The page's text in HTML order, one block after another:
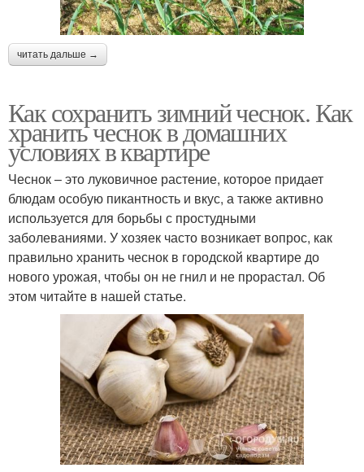
читать дальше →
Как сохранить зимний чеснок. Как
хранить чеснок в домашних
условиях в квартире
Чеснок – это луковичное растение, которое придает
блюдам особую пикантность и вкус, а также активно
используется для борьбы с простудными
заболеваниями. У хозяек часто возникает вопрос, как
правильно хранить чеснок в городской квартире до
нового урожая, чтобы он не гнил и не прорастал. Об
этом читайте в нашей статье.